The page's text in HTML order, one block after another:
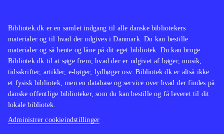
Bibliotek.dk er en samlet indgang til alle danske bibliotekers
materialer og til hvad der udgives i Danmark. Du kan bestille
materialer og så hente og låne på dit eget bibliotek. Du kan bruge
Bibliotek.dk til at søge frem, hvad der er udgivet af bøger, musik,
tidsskrifter, artikler, e-bøger, lydbøger osv. Bibliotek.dk er altså ikke
et fysisk bibliotek, men en database og service over hvad der findes på
danske offentlige biblioteker, som du kan bestille og få leveret til dit
lokale bibliotek.
Administrer cookieindstillinger